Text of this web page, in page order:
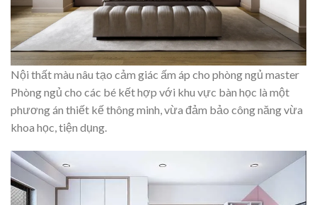
Nội thất màu nâu tạo cảm giác ấm áp cho phòng ngủ master
Phòng ngủ cho các bé kết hợp với khu vực bàn học là một
phương án thiết kế thông minh, vừa đảm bảo công năng vừa
khoa học, tiện dụng.